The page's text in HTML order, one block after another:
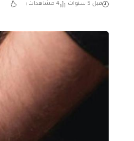
قبل 5 سنوات 4 مشاهدات